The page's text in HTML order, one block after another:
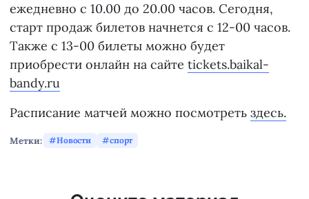
ежедневно с 10.00 до 20.00 часов. Сегодня,
старт продаж билетов начнется с 12-00 часов.
Также с 13-00 билеты можно будет
приобрести онлайн на сайте tickets.baikal-
bandy.ru
Расписание матчей можно посмотреть здесь.
Метки: Новости спорт